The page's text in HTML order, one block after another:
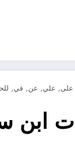
على, علي, عن, في,